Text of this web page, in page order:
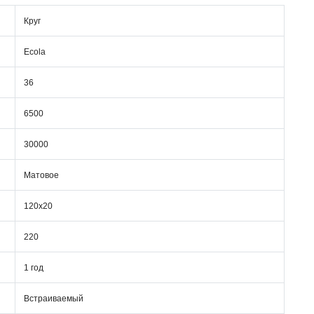
Круг
Ecola
36
6500
30000
Матовое
120x20
220
1 год
Встраиваемый